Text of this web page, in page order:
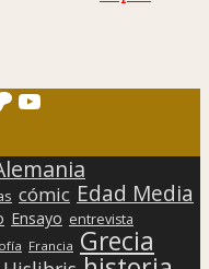
YouTube
cómic Edad Media
Ensayo entrevista
Francia Grecia